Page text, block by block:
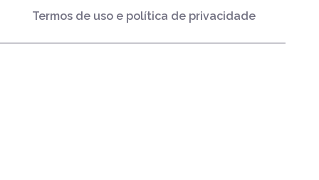
Termos de uso e política de privacidade